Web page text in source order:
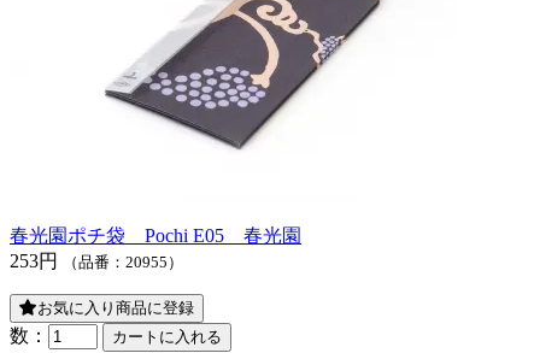
春光園ポチ袋 Pochi E05 春光園
253円
（品番：20955）
お気に入り商品に登録
数：